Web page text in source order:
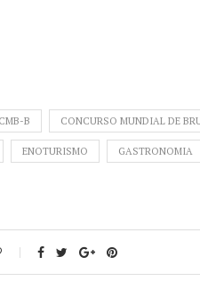
CMB-B CONCURSO MUNDIAL DE
ENOTURISMO GASTRONOMIA